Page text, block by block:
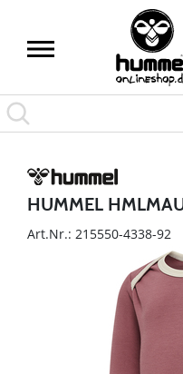
HUMMEL
Art.Nr.: 215550-4338-92